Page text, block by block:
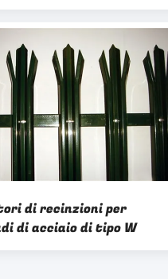
Galvanizzato in polvere
in polvere Rivestito
di recinzioni per
di acciaio di tipo W